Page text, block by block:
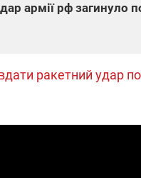
армії рф загинуло
ракетний удар